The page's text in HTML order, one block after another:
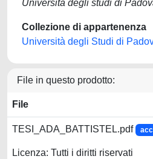
Università degli studi di
Collezione di appartenenza
Università degli Studi di
File in questo prodotto:
File
TESI_ADA_BATTISTEL.pdf
Licenza: Tutti i diritti riservati